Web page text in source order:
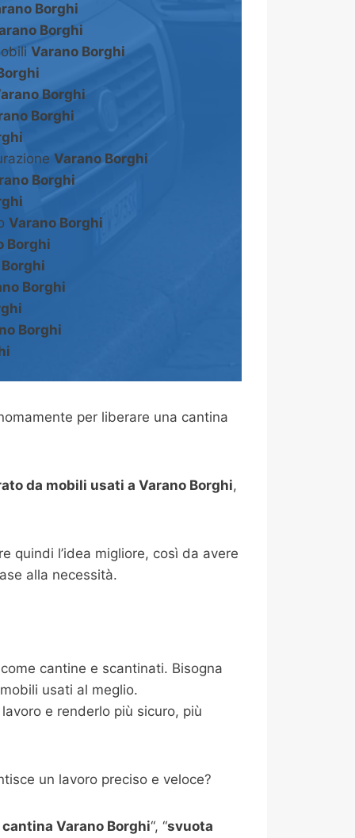
Borghi
Borghi
Varano Borghi
Borghi
Borghi
Varano Borghi
Borghi
Varano Borghi
Borghi
Borghi
Borghi
per liberare una cantina
da mobili usati a Varano Borghi,
quindi l’idea migliore, così da avere
alla necessità.
cantine e scantinati. Bisogna
usati al meglio.
e renderlo più sicuro, più
un lavoro preciso e veloce?
Varano Borghi“, “svuota